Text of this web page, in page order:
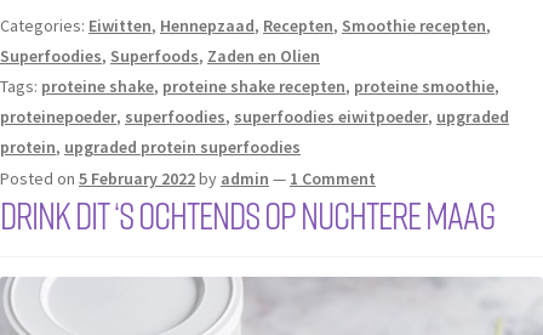
Categories: Eiwitten, Hennepzaad, Recepten, Smoothie recepten,
Superfoodies, Superfoods, Zaden en Olien
Tags: proteine shake, proteine shake recepten, proteine smoothie,
proteinepoeder, superfoodies, superfoodies eiwitpoeder, upgraded
protein, upgraded protein superfoodies
Posted on 5 February 2022by admin — 1 Comment
Drink dit ‘s ochtends op nuchtere maag